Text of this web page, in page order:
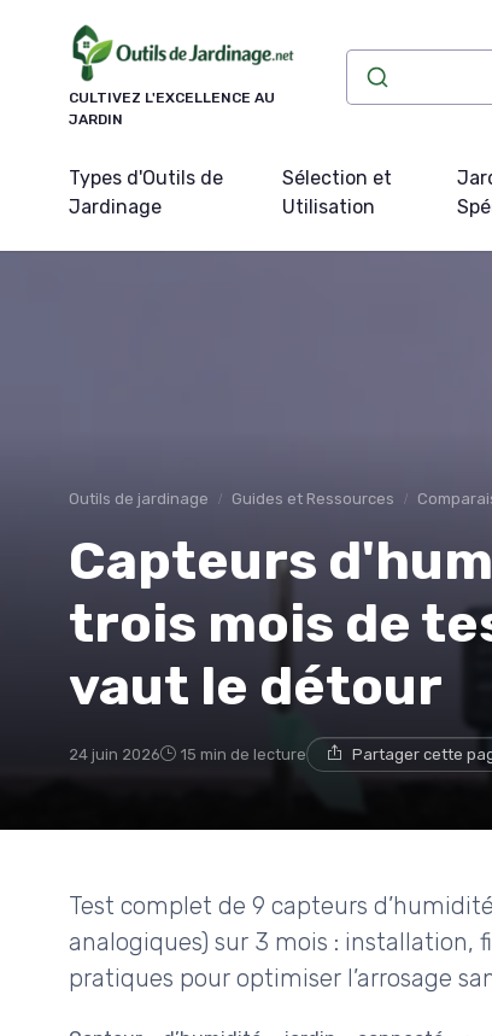
CULTIVEZ L'EXCELLENCE AU
JARDIN
Types d'Outils de
Jardinage
Sélection et
Utilisation
Outils de jardinage Guides et Ressources
Capteurs
trois mois de
vaut le détour
24 juin 2026 15 min de lecture Partager cette
Test complet de 9 capteurs
analogiques) sur 3 mois : installation,
pratiques pour optimiser l’arrosage